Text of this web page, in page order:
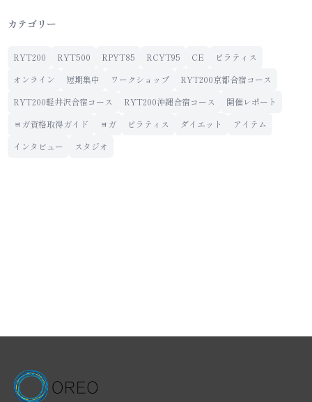
カテゴリー
RYT200 RYT500 RPYT85 RCYT95 CE
ピラティス
オンライン
短期集中 ワークショップ
RYT200京都合宿コース
RYT200軽井沢合宿コース
RYT200沖縄合宿コース
開催レポート
ヨガ資格取得ガイド
ヨガ ピラティス ダイエット
アイテム
インタビュー
スタジオ